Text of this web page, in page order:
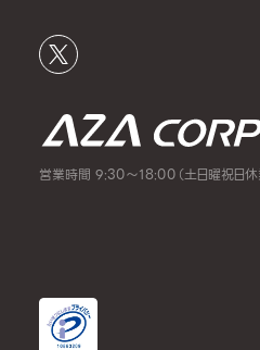
営業時間 9:30～18:00（土日曜祝日休